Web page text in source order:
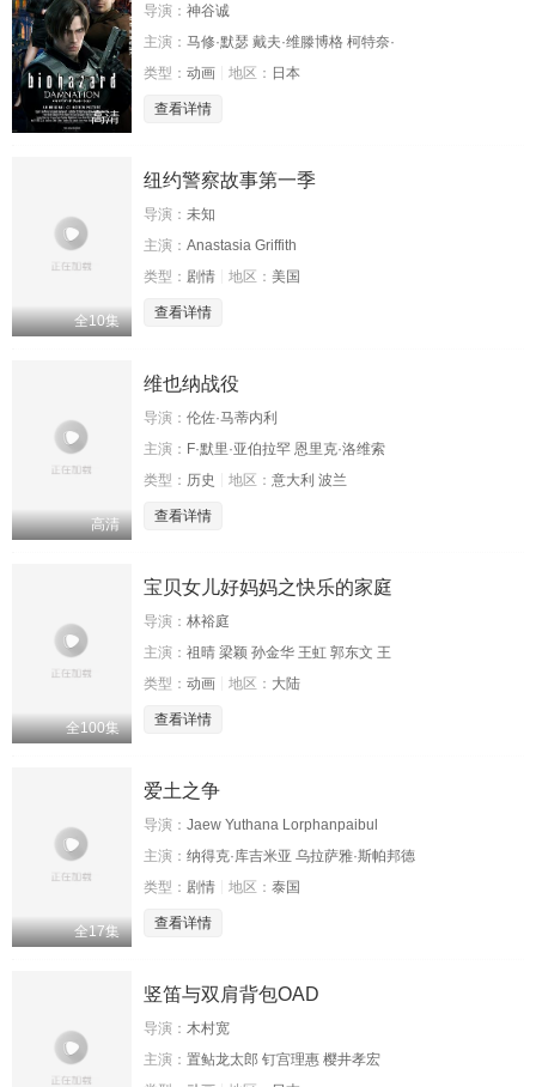
高清
导演： 神谷诚
主演： 马修·默瑟 戴夫·维滕博格 柯特奈·
类型： 动画 地区： 日本
查看详情
全10集
纽约警察故事第一季
导演： 未知
主演： Anastasia Griffith
类型： 剧情 地区： 美国
查看详情
高清
维也纳战役
导演： 伦佐·马蒂内利
主演： F·默里·亚伯拉罕 恩里克·洛维索
类型： 历史 地区： 意大利 波兰
查看详情
全100集
宝贝女儿好妈妈之快乐的家庭
导演： 林裕庭
主演： 祖晴 梁颖 孙金华 王虹 郭东文 王
类型： 动画 地区： 大陆
查看详情
全17集
爱土之争
导演： Jaew Yuthana Lorphanpaibul
主演： 纳得克·库吉米亚 乌拉萨雅·斯帕邦德
类型： 剧情 地区： 泰国
查看详情
竖笛与双肩背包OAD
导演： 木村宽
主演： 置鲇龙太郎 钉宫理惠 樱井孝宏